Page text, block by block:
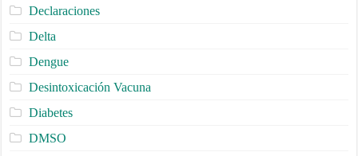
Declaraciones
Delta
Dengue
Desintoxicación Vacuna
Diabetes
DMSO